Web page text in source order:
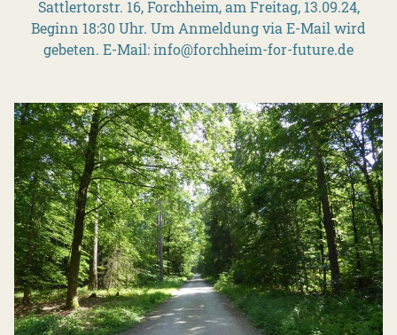
Sattlertorstr. 16, Forchheim, am Freitag, 13.09.24,
Beginn 18:30 Uhr. Um Anmeldung via E-Mail wird
gebeten. E-Mail: info@forchheim-for-future.de